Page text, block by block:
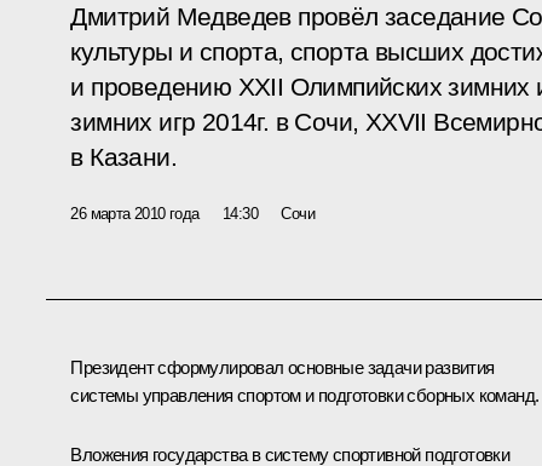
Дмитрий Медведев провёл заседание
культуры и спорта, спорта высших
и проведению XXII Олимпийских зимних
зимних игр 2014г. в Сочи, XXVII
в Казани.
26 марта 2010 года 14:30 Сочи
Президент сформулировал основные задачи развития
системы управления спортом и подготовки сборных команд.
Вложения государства в систему спортивной подготовки